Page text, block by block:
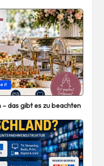
das gibt es zu beachten